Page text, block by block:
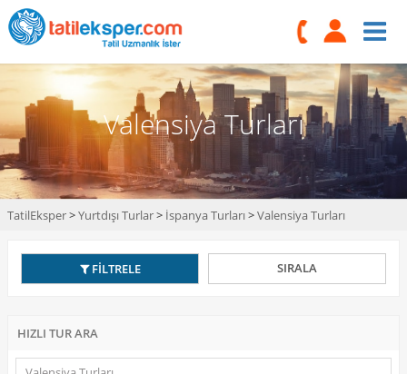
Valensiya Turları
TatilEksper>Yurtdışı Turlar> İspanya Turları>Valensiya Turları
FİLTRELE SIRALA
HIZLI TUR ARA